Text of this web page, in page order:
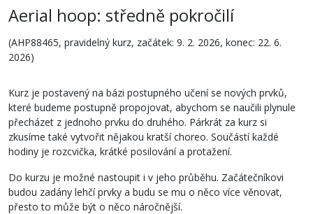
Aerial hoop: středně pokročilí
(AHP88465, pravidelný kurz, začátek: 9. 2. 2026, konec: 22. 6.
2026)
Kurz je postavený na bázi postupného učení se nových prvků,
které budeme postupně propojovat, abychom se naučili plynule
přecházet z jednoho prvku do druhého. Párkrát za kurz si
zkusíme také vytvořit nějakou kratší choreo. Součástí každé
hodiny je rozcvička, krátké posilování a protažení.
Do kurzu je možné nastoupit i v jeho průběhu. Začátečníkovi
budou zadány lehčí prvky a budu se mu o něco více věnovat,
přesto to může být o něco náročnější.